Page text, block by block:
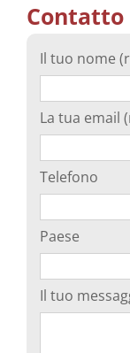
Contatto
Il tuo nome
La tua email
Telefono
Paese
Il tuo